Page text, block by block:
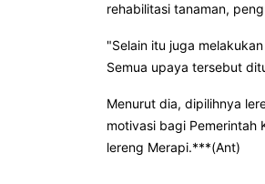
rehabilitasi tanaman,
"Selain itu juga
Semua upaya tersebut
Menurut dia, dipilihnya
motivasi bagi Pemerintah
lereng Merapi.***(Ant)